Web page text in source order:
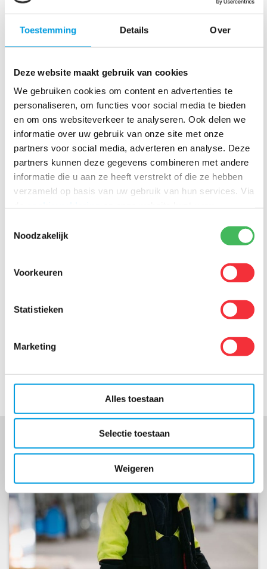
Toestemming Details Over
Deze website maakt gebruik van cookies
We gebruiken cookies om content en advertenties te
personaliseren, om functies voor social media te bieden
en om ons websiteverkeer te analyseren. Ook delen we
informatie over uw gebruik van onze site met onze
partners voor social media, adverteren en analyse. Deze
partners kunnen deze gegevens combineren met andere
informatie die u aan ze heeft verstrekt of die ze hebben
verzameld op basis van uw gebruik van hun services. Via
Noodzakelijk
Voorkeuren
Statistieken
Marketing
Alles toestaan
Selectie toestaan
Weigeren
KPI’s, waaronder de NPS -die een groot aandeel heeft in het
totaal.
Detractors willen we natuurlijk zo weinig mogelijk. Op het
nemen we in veel gevallen contact met ze op. Telefonisch om
hun verhaal te horen, of we sturen een leuke attentie op.
Alle detractor opmerkingen houden we daarnaast bij in ons
klachtensysteem; al deze klachten worden wekelijks besproken
binnen alle betreffende afdelingen. Zo proberen we zoveel
mogelijk te leren van onze fouten, en kunnen we snel
verbeteringen aanbrengen.